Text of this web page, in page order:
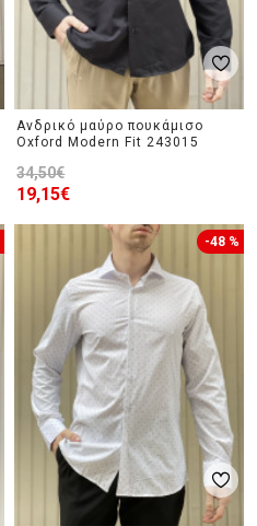
Ανδρικό μαύρο πουκάμισο
Oxford Modern Fit 243015
19,15€
34,50€
-48 %